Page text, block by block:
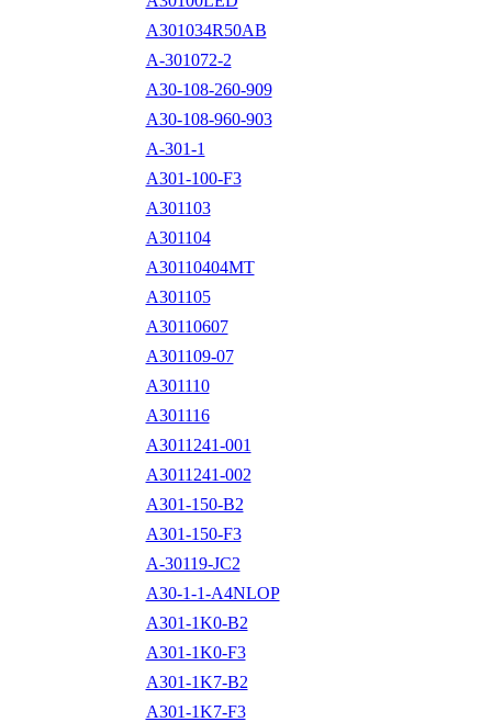
A301034R50AB
A-301072-2
A30-108-260-909
A30-108-960-903
A-301-1
A301-100-F3
A301103
A301104
A30110404MT
A301105
A30110607
A301109-07
A301110
A301116
A3011241-001
A3011241-002
A301-150-B2
A301-150-F3
A-30119-JC2
A30-1-1-A4NLOP
A301-1K0-B2
A301-1K0-F3
A301-1K7-B2
A301-1K7-F3